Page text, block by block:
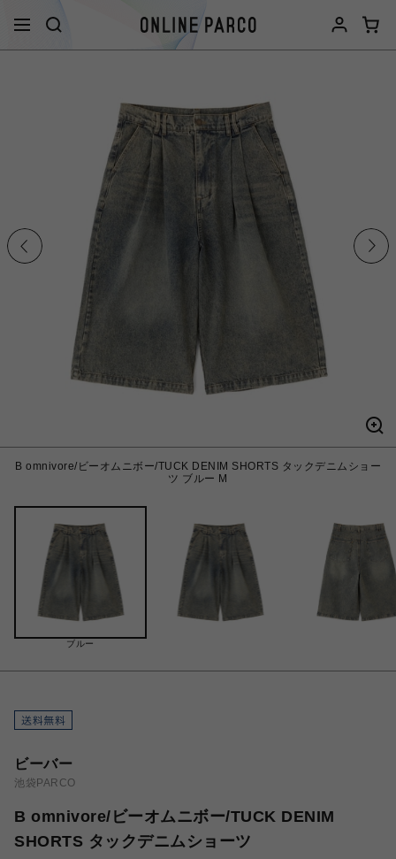
B omnivore/ビーオムニボー/TUCK DENIM SHORTS タックデニムショー
ツ ブルー M
ブルー
ビーバー
池袋PARCO
B omnivore/ビーオムニボー/TUCK DENIM
SHORTS タックデニムショーツ